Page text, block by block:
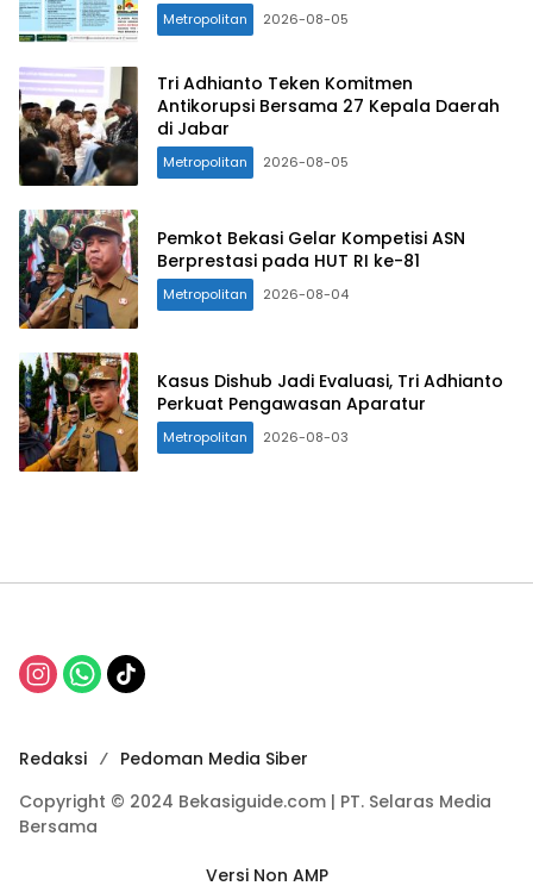
Metropolitan 2026-08-05
Tri Adhianto Teken Komitmen
Antikorupsi Bersama 27 Kepala Daerah
di Jabar
Metropolitan 2026-08-05
Pemkot Bekasi Gelar Kompetisi ASN
Berprestasi pada HUT RI ke-81
Metropolitan 2026-08-04
Kasus Dishub Jadi Evaluasi, Tri Adhianto
Perkuat Pengawasan Aparatur
Metropolitan 2026-08-03
Redaksi
Pedoman Media Siber
Copyright © 2024 Bekasiguide.com | PT. Selaras Media
Bersama
Versi Non AMP